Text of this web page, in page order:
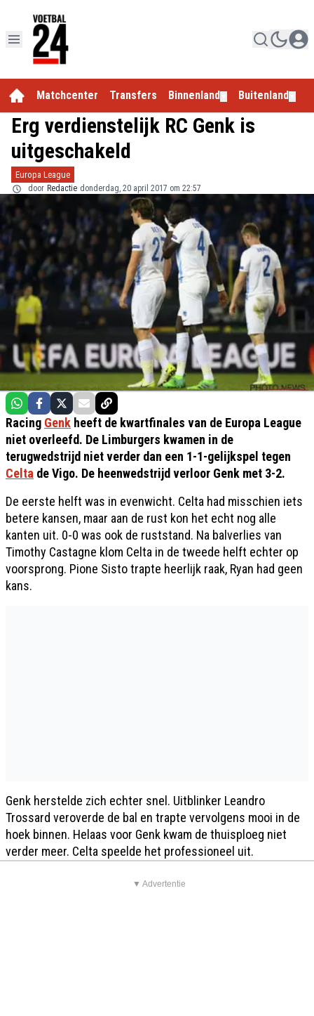
Matchcenter Transfers Binnenland Buitenland
Erg verdienstelijk RC Genk is
uitgeschakeld
Europa League
door Redactie donderdag, 20 april 2017 om 22:57
Racing Genk heeft de kwartfinales van de Europa League
niet overleefd. De Limburgers kwamen in de
terugwedstrijd niet verder dan een 1-1-gelijkspel tegen
Celta de Vigo. De heenwedstrijd verloor Genk met 3-2.
De eerste helft was in evenwicht. Celta had misschien iets
betere kansen, maar aan de rust kon het echt nog alle
kanten uit. 0-0 was ook de ruststand. Na balverlies van
Timothy Castagne klom Celta in de tweede helft echter op
voorsprong. Pione Sisto trapte heerlijk raak, Ryan had geen
kans.
Genk herstelde zich echter snel. Uitblinker Leandro
Trossard veroverde de bal en trapte vervolgens mooi in de
hoek binnen. Helaas voor Genk kwam de thuisploeg niet
verder meer. Celta speelde het professioneel uit.
▼ Advertentie